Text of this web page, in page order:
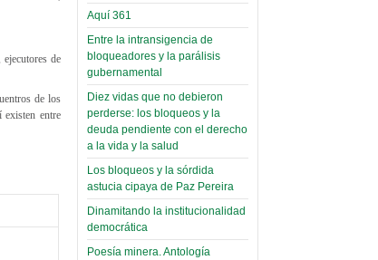
de
de los
entre
(Miscelánea
palaciega 7)
El Infamatorio
Lunes, 27 Mayo 2019
Read more...
Creacionismo,
filtraciones e
inicio de la
campaña del
MAS
(Miscelánea
palaciega 6)
Aquí 361
Entre la intransigencia de
bloqueadores y la parálisis
gubernamental
Diez vidas que no debieron
perderse: los bloqueos y la
deuda pendiente con el derecho
a la vida y la salud
Los bloqueos y la sórdida
astucia cipaya de Paz Pereira
Dinamitando la institucionalidad
democrática
Poesía minera. Antología